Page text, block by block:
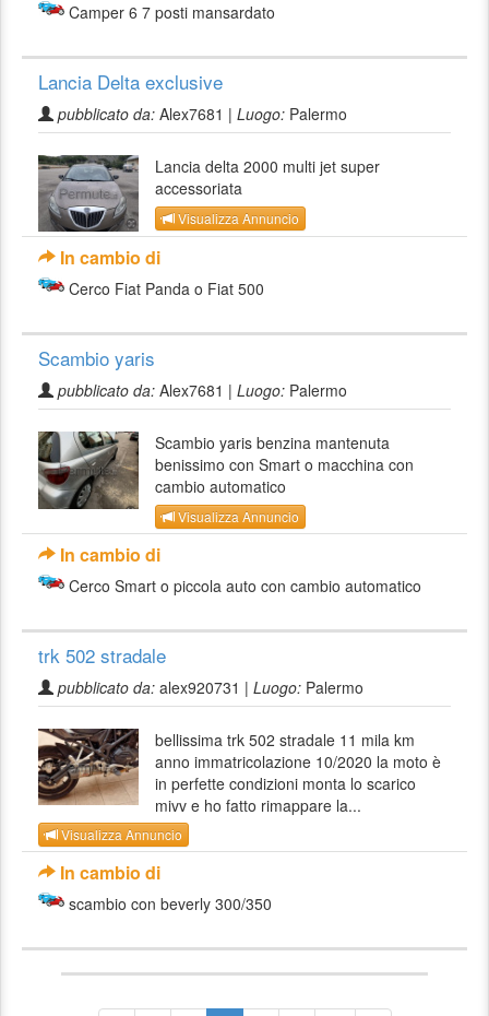
Camper 6 7 posti mansardato
Lancia Delta exclusive
pubblicato da: Alex7681 | Luogo: Palermo
Lancia delta 2000 multi jet super
accessoriata
Visualizza Annuncio
In cambio di
Cerco Fiat Panda o Fiat 500
Scambio yaris
pubblicato da: Alex7681 | Luogo: Palermo
Scambio yaris benzina mantenuta
benissimo con Smart o macchina con
cambio automatico
Visualizza Annuncio
In cambio di
Cerco Smart o piccola auto con cambio automatico
trk 502 stradale
pubblicato da: alex920731 | Luogo: Palermo
bellissima trk 502 stradale 11 mila km
anno immatricolazione 10/2020 la moto è
in perfette condizioni monta lo scarico
mivv e ho fatto rimappare la...
Visualizza Annuncio
In cambio di
scambio con beverly 300/350